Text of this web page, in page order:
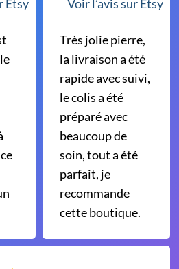
Etsy
Voir l’avis sur Etsy
Très jolie pierre,
la livraison a été
rapide avec suivi,
le colis a été
préparé avec
beaucoup de
soin, tout a été
parfait, je
recommande
cette boutique.